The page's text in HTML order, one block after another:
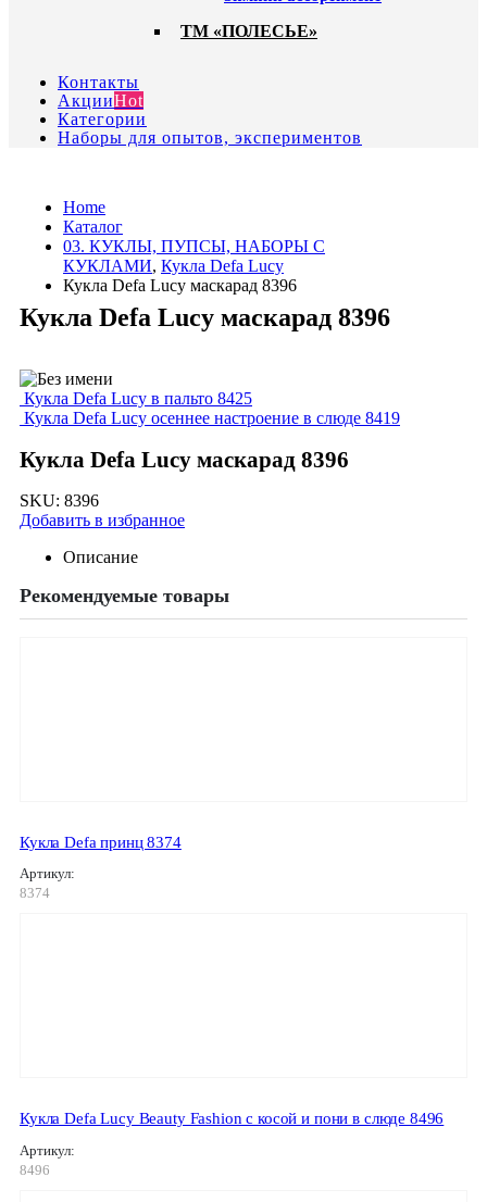
ТМ «ПОЛЕСЬЕ»
Контакты
АкцииHot
Категории
Наборы для опытов, экспериментов
Home
Каталог
03. КУКЛЫ, ПУПСЫ, НАБОРЫ С
КУКЛАМИ, Кукла Defa Lucy
Кукла Defa Lucy маскарад 8396
Кукла Defa Lucy маскарад 8396
Кукла Defa Lucy в пальто 8425
Кукла Defa Lucy осеннее настроение в слюде 8419
Кукла Defa Lucy маскарад 8396
SKU: 8396
Добавить в избранное
Описание
Рекомендуемые товары
Кукла Defa принц 8374
Артикул:
8374
Кукла Defa Lucy Beauty Fashion с косой и пони в слюде 8496
Артикул:
8496